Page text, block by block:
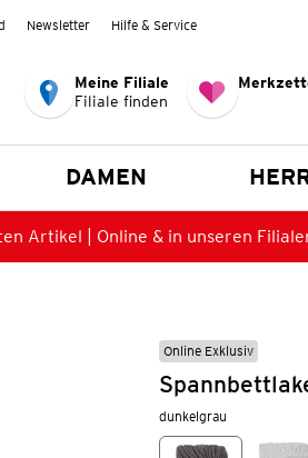
Newsletter Hilfe & Service
Meine Filiale
Filiale finden
DAMEN
Artikel | Online & in unseren
Online Exklusiv
dunkelgrau